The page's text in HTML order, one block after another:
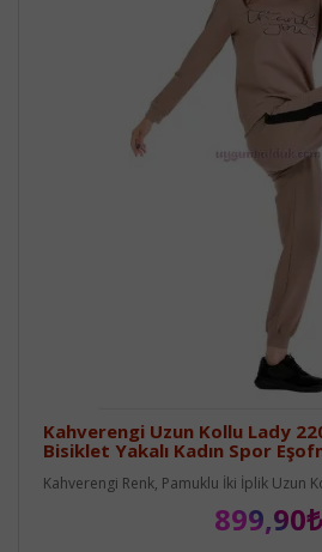
Kahverengi Uzun Kollu Lady
Bisiklet Yakalı Kadın Spor
Kahverengi Renk, Pamuklu İki İplik Uzun
899,90₺